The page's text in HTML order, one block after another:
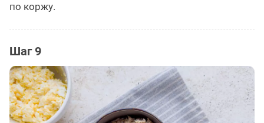
по коржу.
Шаг 9